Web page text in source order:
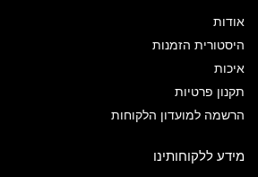
אודות
היסטורית הזמנות
איכות
תקנון פרטיות
הרשמה למועדון הלקוחות
מידע ללקוחותינו